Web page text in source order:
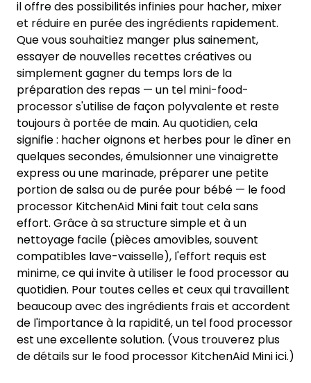
il offre des possibilités infinies pour hacher, mixer
et réduire en purée des ingrédients rapidement.
Que vous souhaitiez manger plus sainement,
essayer de nouvelles recettes créatives ou
simplement gagner du temps lors de la
préparation des repas — un tel mini-food-
processor s'utilise de façon polyvalente et reste
toujours à portée de main. Au quotidien, cela
signifie : hacher oignons et herbes pour le dîner en
quelques secondes, émulsionner une vinaigrette
express ou une marinade, préparer une petite
portion de salsa ou de purée pour bébé — le food
processor KitchenAid Mini fait tout cela sans
effort. Grâce à sa structure simple et à un
nettoyage facile (pièces amovibles, souvent
compatibles lave-vaisselle), l'effort requis est
minime, ce qui invite à utiliser le food processor au
quotidien. Pour toutes celles et ceux qui travaillent
beaucoup avec des ingrédients frais et accordent
de l'importance à la rapidité, un tel food processor
est une excellente solution. (Vous trouverez plus
de détails sur le food processor KitchenAid Mini ici.)